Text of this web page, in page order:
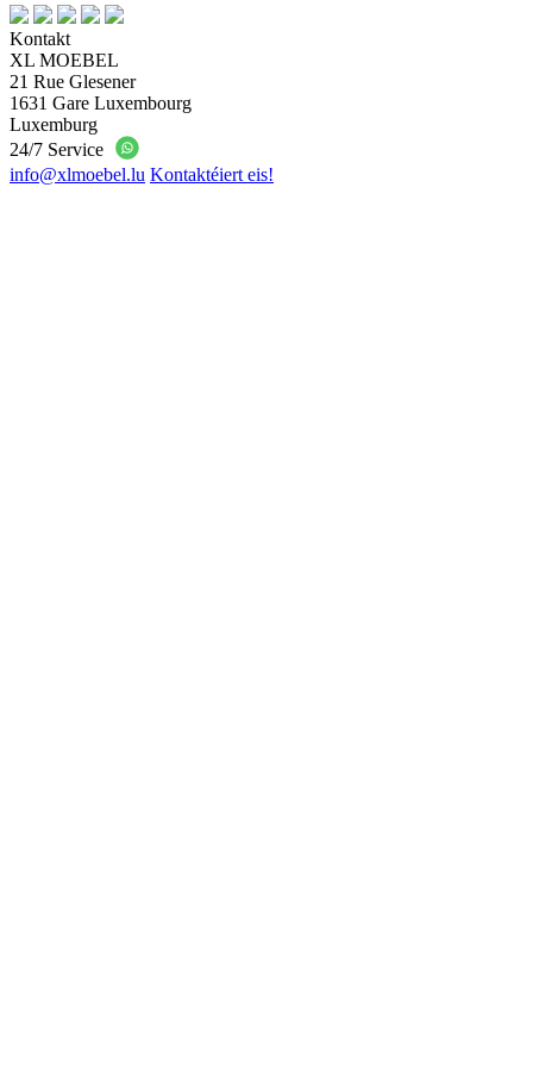
Kontakt
XL MOEBEL
21 Rue Glesener
1631 Gare Luxembourg
Luxemburg
24/7 Service
info@xlmoebel.lu Kontaktéiert eis!